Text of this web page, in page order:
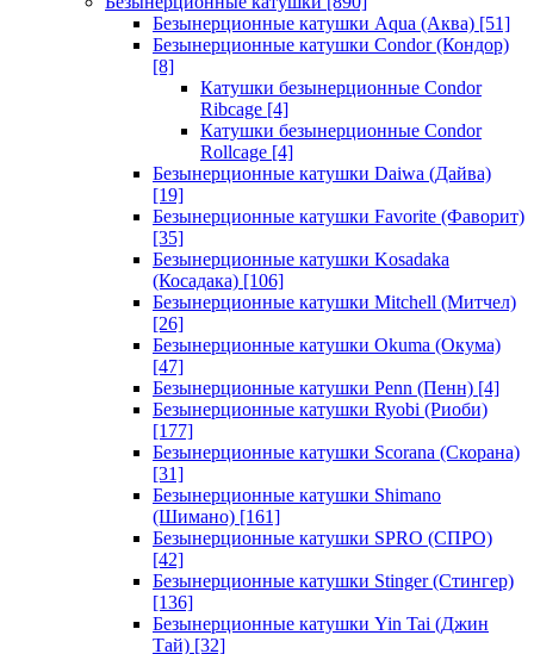
Безынерционные катушки Aqua (Аква) [51]
Безынерционные катушки Condor (Кондор)
[8]
Катушки безынерционные Condor
Ribcage [4]
Катушки безынерционные Condor
Rollcage [4]
Безынерционные катушки Daiwa (Дайва)
[19]
Безынерционные катушки Favorite (Фаворит)
[35]
Безынерционные катушки Kosadaka
(Косадака) [106]
Безынерционные катушки Mitchell (Митчел)
[26]
Безынерционные катушки Okuma (Окума)
[47]
Безынерционные катушки Penn (Пенн) [4]
Безынерционные катушки Ryobi (Риоби)
[177]
Безынерционные катушки Scorana (Скорана)
[31]
Безынерционные катушки Shimano
(Шимано) [161]
Безынерционные катушки SPRO (СПРО)
[42]
Безынерционные катушки Stinger (Стингер)
[136]
Безынерционные катушки Yin Tai (Джин
Тай) [32]